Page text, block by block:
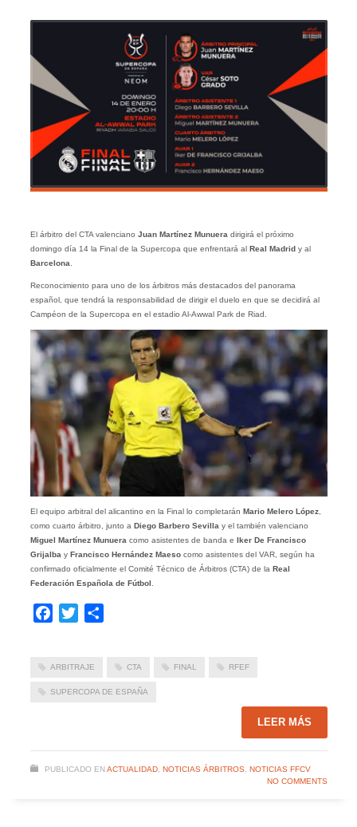
El árbitro del CTA valenciano Juan Martínez Munuera dirigirá el próximo
domingo día 14 la Final de la Supercopa que enfrentará al Real Madridy al
Barcelona
Reconocimiento para uno de los árbitros más destacados del panorama
español, que tendrá la responsabilidad de dirigir el duelo en que se decidirá al
Campéon de la Supercopa en el estadio Al-Awwal Park de Riad.
El equipo arbitral del alicantino en la Final lo completarán Mario Melero López,
como cuarto árbitro, junto a Diego Barbero Sevilla y el también valenciano
Miguel Martínez Munuera como asistentes de banda e Iker De Francisco
Grijalba yFrancisco Hernández Maesocomo asistentes del VAR, según ha
confirmado oficialmente el Comité Técnico de Árbitros (CTA) de la Real
Federación Española de Fútbol
Facebook
Twitter
ARBITRAJE CTA FINAL RFEF
SUPERCOPA DE ESPAÑA
LEER MÁS
PUBLICADO EN ACTUALIDAD, NOTICIAS ÁRBITROS, NOTICIAS FFCV
NO COMMENTS